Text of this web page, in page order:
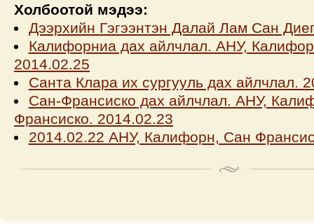
Холбоотой мэдээ:
Дээрхийн Гэгээнтэн Далай Лам Сан
Калифорниа дах айлчлал. АНУ,
2014.02.25
Санта Клара их сургууль дах айлчлал.
Сан-Франсиско дах айлчлал. АНУ,
Франсиско. 2014.02.23
2014.02.22 АНУ, Калифорн, Сан